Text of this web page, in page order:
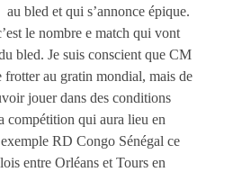
au bled et qui s’annonce épique.
le nombre e match qui vont
bled. Je suis conscient que CM
au gratin mondial, mais de
jouer dans des conditions
compétition qui aura lieu en
RD Congo Sénégal ce
entre Orléans et Tours en